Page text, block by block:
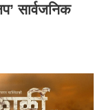
सार्वजनिक